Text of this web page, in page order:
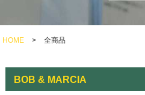
HOME > 全商品
BOB & MARCIA